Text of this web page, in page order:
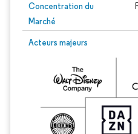
Concentration du
Marché
Acteurs majeurs
Image © Mordor Intelligence. La